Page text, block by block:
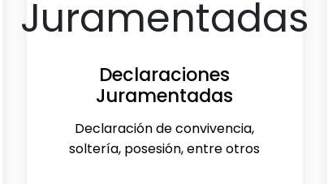
Declaraciones
Juramentadas
Declaración de convivencia,
soltería, posesión, entre otros